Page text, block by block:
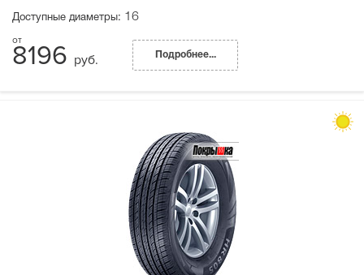
Доступные диаметры: 16
8196 руб. Подробнее...